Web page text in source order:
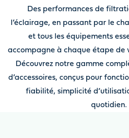
Des performances de
l’éclairage, en passant par le
et tous les équipements
accompagne à chaque étape de
Découvrez notre gamme
d’accessoires, conçus pour
fiabilité, simplicité
quotidien.